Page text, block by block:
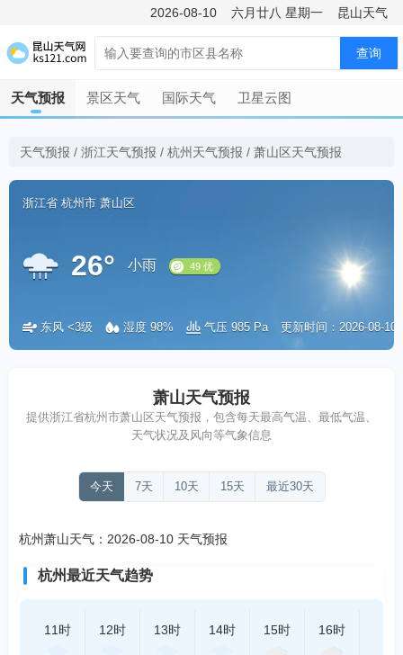
2026-08-10 六月廿八 星期一 昆山天气
查询
天气预报 景区天气 国际天气 卫星云图
天气预报 / 浙江天气预报 / 杭州天气预报 / 萧山区天气预报
浙江省 杭州市 萧山区
26° 小雨
49 优
东风 <3级 湿度 98% 气压 985 Pa 更新时间：2026-08-10
萧山天气预报
提供浙江省杭州市萧山区天气预报，包含每天最高气温、最低气温、
天气状况及风向等气象信息
今天 7天 10天 15天 最近30天
杭州萧山天气：2026-08-10 天气预报
杭州最近天气趋势
11时 12时 13时 14时 15时 16时